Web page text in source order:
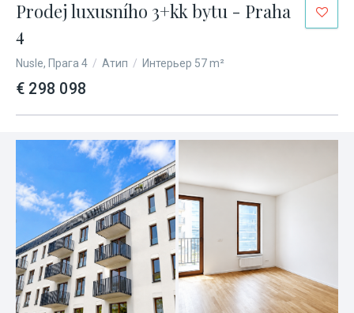
Prodej luxusního 3+kk bytu - Praha
4
Nusle, Прага 4 / Атип / Интерьер 57 m²
€ 298 098